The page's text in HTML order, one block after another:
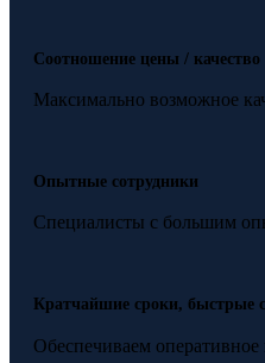
Соотношение цены / качество
Максимально возможное
Опытные сотрудники
Специалисты с большим
Кратчайшие сроки, быстрые
Обеспечиваем оперативное